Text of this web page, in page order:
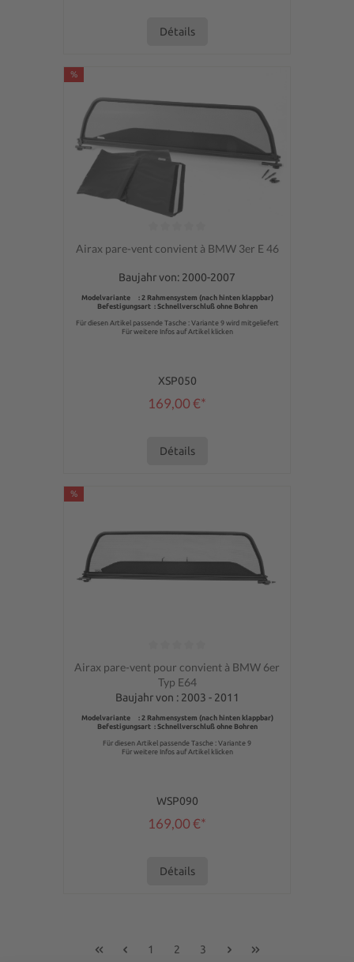
Détails
%
Note moyenne de 0 sur 5 étoiles
Airax pare-vent convient à BMW 3er E 46
Baujahr von: 2000-2007
Modelvariante : 2 Rahmensystem (nach hinten klappbar)
Befestigungsart : Schnellverschluß ohne Bohren
Für diesen Artikel passende Tasche : Variante 9 wird mitgeliefert
Für weitere Infos auf Artikel klicken
XSP050
169,00 €*
Détails
%
Note moyenne de 0 sur 5 étoiles
Airax pare-vent pour convient à BMW 6er
Typ E64
Baujahr von : 2003 - 2011
Modelvariante : 2 Rahmensystem (nach hinten klappbar)
Befestigungsart : Schnellverschluß ohne Bohren
Für diesen Artikel passende Tasche : Variante 9
Für weitere Infos auf Artikel klicken
WSP090
169,00 €*
Détails
1 2 3